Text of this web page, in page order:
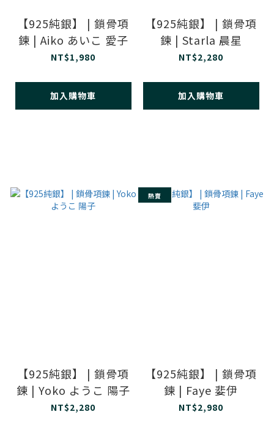
【925純銀】 | 鎖骨項
鍊 | Aiko あいこ 愛子
NT$1,980
加入購物車
【925純銀】 | 鎖骨項
鍊 | Starla 晨星
NT$2,280
加入購物車
【925純銀】 | 鎖骨項
鍊 | Yoko ようこ 陽子
NT$2,280
熱賣
【925純銀】 | 鎖骨項
鍊 | Faye 婓伊
NT$2,980